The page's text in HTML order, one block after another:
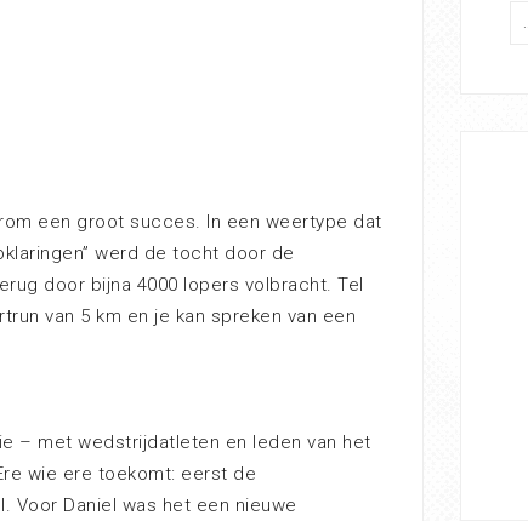
een groot succes. In een weertype dat
werd de tocht door de
door bijna 4000 lopers volbracht. Tel
van 5 km en je kan spreken van een
– met wedstrijdatleten en leden van het
wie ere toekomt: eerst de
Voor Daniel was het een nieuwe